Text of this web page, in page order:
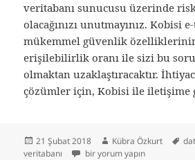
veritabanı sunucusu üzerinde
olacağınızı unutmayınız. Kobisi
mükemmel güvenlik özelliklerinin
erişilebilirlik oranı ile sizi bu
olmaktan uzaklaştıracaktır.
çözümler için, Kobisi ile iletişime
Yayın
tarihi
21 Şubat 2018 Yazar
Kübra Özkurt
veritabanı
Veritabanı (Database) Nedir?
bir yorum yapın